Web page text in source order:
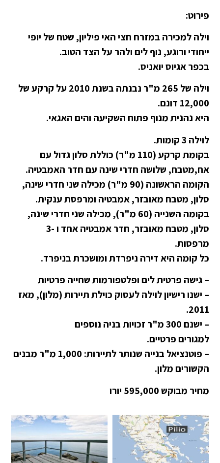
פירוט:
וילה למכירה במזרח חצי האי פיליון, שטח של יופי
ייחודי ורוגע, נוף לים ולהר על הצד הטוב.
בכפר אגיוס יואניס.
וילה של 265 מ"ר נבנתה בשנת 2010 על קרקע של
12,000 דונם.
היא נהנית מנוף פתוח השקיעה והים האגאי.
לוילה 3 קומות.
בקומת קרקע (110 מ"ר) כוללת סלון גדול עם
אח,מטבח, שלושה חדרי שינה עם חדר האמבטיה.
הקומה הראשונה (90 מ"ר) מכילה שני חדרי שינה,
סלון, מטבח מאובזר, אמבטיה ומרפסת ענקית.
בקומה השנייה (60 מ"ר), מכילה שני חדרי שינה,
סלון, מטבח מאובזר, חדר אמבטיה אחד ו -3
מרפסות.
כל קומה היא דירה ניפרדת ומושכרת בניפרד.
– גישה פרטית לים ופלטפורמות שחייה פרטיות
– ישנו רישיון לוילה לעסוק כוילת תיירות (מלון), מאז
2011.
– ישנם 300 מ"ר זכויות בניה נוספים
למגורים פרטיים.
– פוטנציאל בנייה שנותר לתיירות: 1,000 מ"ר מבנים
הקשורים מלון.
מחיר מבוקש 595,000 יורו